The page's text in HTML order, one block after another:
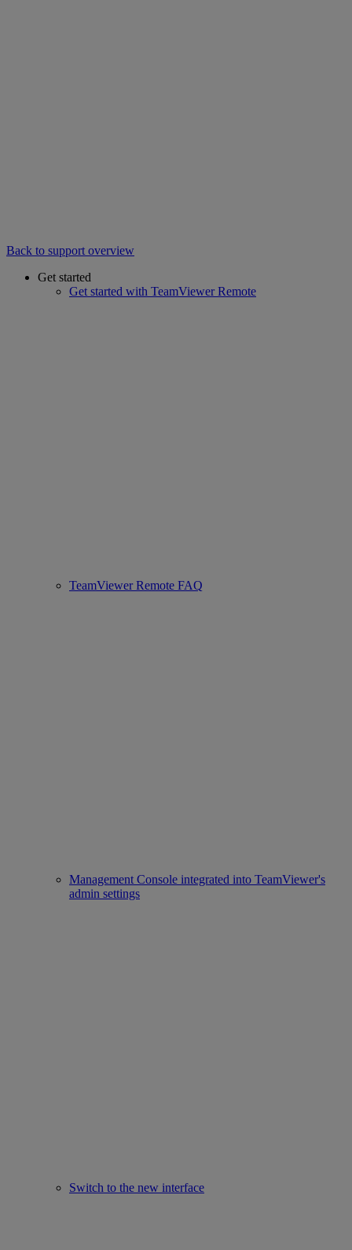
Back to support overview
Get started
Get started with TeamViewer Remote
TeamViewer Remote FAQ
Management Console integrated into TeamViewer's
admin settings
Switch to the new interface